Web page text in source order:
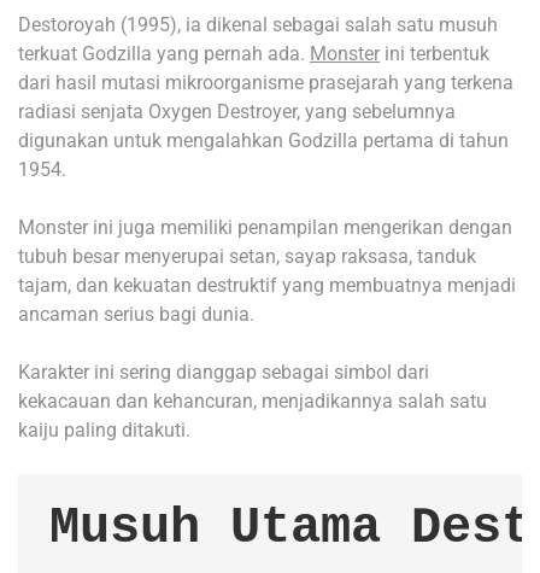
Destoroyah (1995), ia dikenal sebagai salah satu musuh
terkuat Godzilla yang pernah ada. Monster ini terbentuk
dari hasil mutasi mikroorganisme prasejarah yang terkena
radiasi senjata Oxygen Destroyer, yang sebelumnya
digunakan untuk mengalahkan Godzilla pertama di tahun
1954.
Monster ini juga memiliki penampilan mengerikan dengan
tubuh besar menyerupai setan, sayap raksasa, tanduk
tajam, dan kekuatan destruktif yang membuatnya menjadi
ancaman serius bagi dunia.
Karakter ini sering dianggap sebagai simbol dari
kekacauan dan kehancuran, menjadikannya salah satu
kaiju paling ditakuti.
Musuh Utama